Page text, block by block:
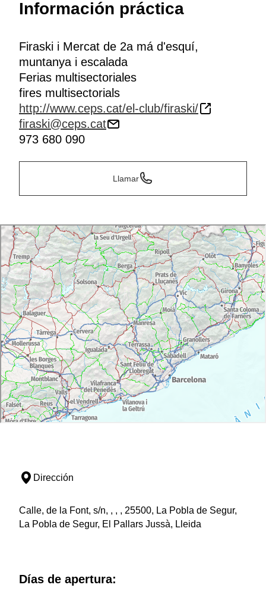
Información práctica
Firaski i Mercat de 2a má d'esquí,
muntanya i escalada
Ferias multisectoriales
fires multisectorials
http://www.ceps.cat/el-club/firaski/
firaski@ceps.cat
973 680 090
Llamar
Dirección
Calle, de la Font, s/n, , , , 25500, La Pobla de Segur,
La Pobla de Segur, El Pallars Jussà, Lleida
Días de apertura: